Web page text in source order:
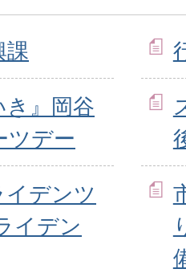
課
き』岡谷
ツデー
デンツ
イデン